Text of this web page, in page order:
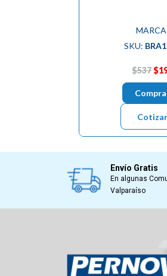
SKU:
$537
Cotizar
Envío Gratis
En algunas
Valparaíso